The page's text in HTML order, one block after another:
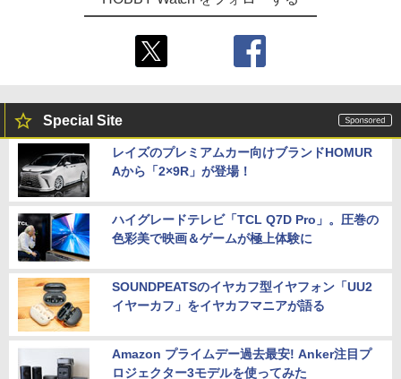
Special Site
レイズのプレミアムカー向けブランドHOMUR
Aから「2×9R」が登場！
ハイグレードテレビ「TCL Q7D Pro」。圧巻の
色彩美で映画＆ゲームが極上体験に
SOUNDPEATSのイヤカフ型イヤフォン「UU2
イヤーカフ」をイヤカフマニアが語る
Amazon プライムデー過去最安! Anker注目プ
ロジェクター3モデルを使ってみた